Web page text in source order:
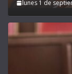
lunes 1 de